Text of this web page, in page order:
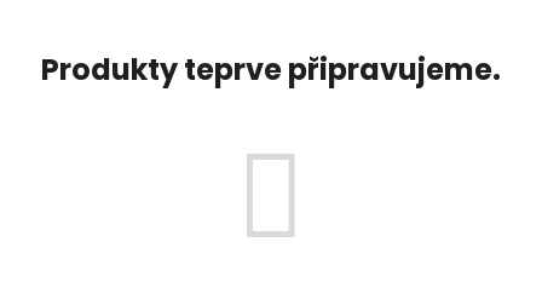
Produkty teprve připravujeme.